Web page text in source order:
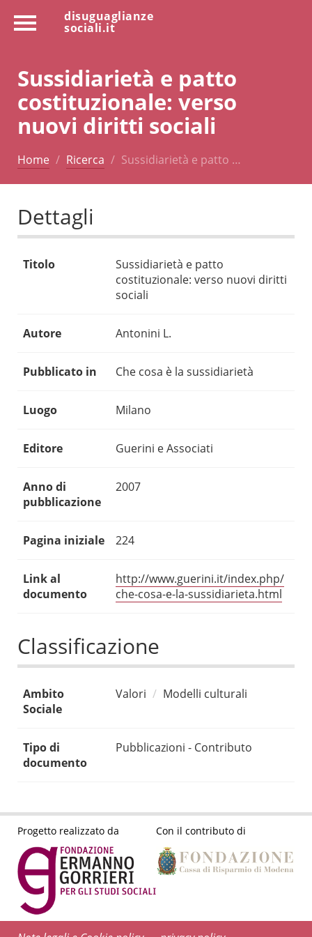
disuguaglianze
sociali.it
Sussidiarietà e patto
costituzionale: verso
nuovi diritti sociali
Home Ricerca Sussidiarietà e patto …
Dettagli
Titolo
Sussidiarietà e patto
costituzionale: verso nuovi diritti
sociali
Autore Antonini L.
Pubblicato in Che cosa è la sussidiarietà
Luogo Milano
Editore Guerini e Associati
Anno di
pubblicazione
2007
Pagina iniziale 224
Link al
documento
http://www.guerini.it/index.php/
che-cosa-e-la-sussidiarieta.html
Classificazione
Ambito
Sociale
Valori Modelli culturali
Tipo di
documento
Pubblicazioni - Contributo
Progetto realizzato da Con il contributo di